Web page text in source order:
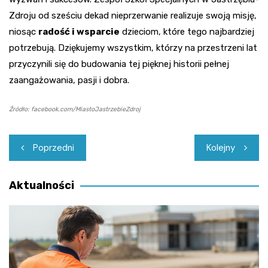
Zdroju od sześciu dekad nieprzerwanie realizuje swoją misję,
niosąc radość i wsparcie dzieciom, które tego najbardziej
potrzebują. Dziękujemy wszystkim, którzy na przestrzeni lat
przyczynili się do budowania tej pięknej historii pełnej
zaangażowania, pasji i dobra.
Źródło: facebook.com/MiastoJastrzebieZdroj
Nawigacja
wpisu
Poprzedni Kolejny
Aktualności